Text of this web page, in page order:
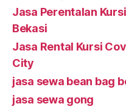
Jasa Perentalan
Bekasi
Jasa Rental Kursi
City
jasa sewa bean bag
jasa sewa gong